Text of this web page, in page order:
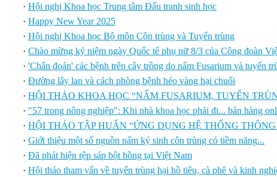
· Hội nghị Khoa học Trung tâm Đấu tranh sinh học
· Happy New Year 2025
· Hội nghị Khoa học Bộ môn Côn trùng và Tuyến trùng
· Chào mừng kỷ niệm ngày Quốc tế phụ nữ 8/3 của Công đoàn
· 'Chẩn đoán' các bệnh trên cây trồng do nấm Fusarium và tuyến
· Đường lây lan và cách phòng bệnh héo vàng hại chuối
· HỘI THẢO KHOA HỌC “NẤM FUSARIUM, TUYẾN
· "57 trong nông nghiệp": Khi nhà khoa học phải đi... bán hàng
· HỘI THẢO TẬP HUẤN “ỨNG DỤNG HỆ THỐNG
· Giới thiệu một số nguồn nấm ký sinh côn trùng có tiềm năng...
· Đã phát hiện rệp sáp bột hồng tại Việt Nam
· Hội thảo tham vấn về tuyến trùng hại hồ tiêu, cà phê và kinh